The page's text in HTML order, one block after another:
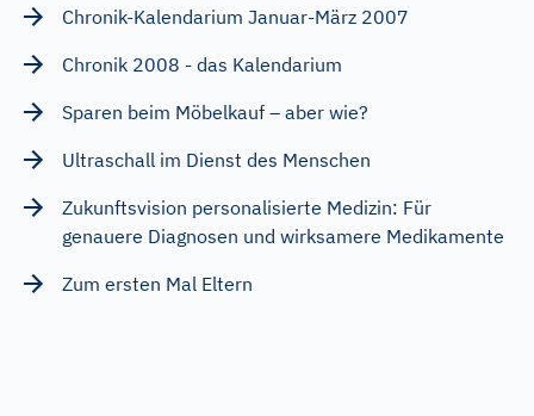
Chronik-Kalendarium Januar-März 2007
Chronik 2008 - das Kalendarium
Sparen beim Möbelkauf – aber wie?
Ultraschall im Dienst des Menschen
Zukunftsvision personalisierte Medizin: Für
genauere Diagnosen und wirksamere Medikamente
Zum ersten Mal Eltern